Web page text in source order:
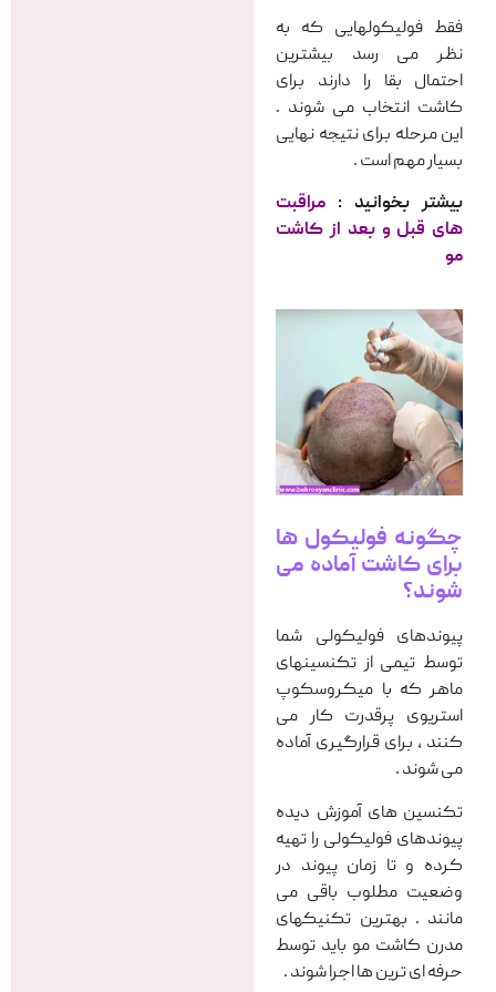
فقط فولیکولهایی که به
نظر می رسد بیشترین
احتمال بقا را دارند برای
کاشت انتخاب می شوند .
این مرحله برای نتیجه نهایی
بسیار مهم است .
بیشتر بخوانید : مراقبت
های قبل و بعد از کاشت
مو
چگونه فولیکول ها
برای کاشت آماده می
شوند؟
پیوندهای فولیکولی شما
توسط تیمی از تکنسینهای
ماهر که با میکروسکوپ
استریوی پرقدرت کار می
کنند ، برای قرارگیری آماده
می شوند .
تکنسین های آموزش دیده
پیوندهای فولیکولی را تهیه
کرده و تا زمان پیوند در
وضعیت مطلوب باقی می
مانند . بهترین تکنیکهای
مدرن کاشت مو باید توسط
حرفه ای ترین ها اجرا شوند .